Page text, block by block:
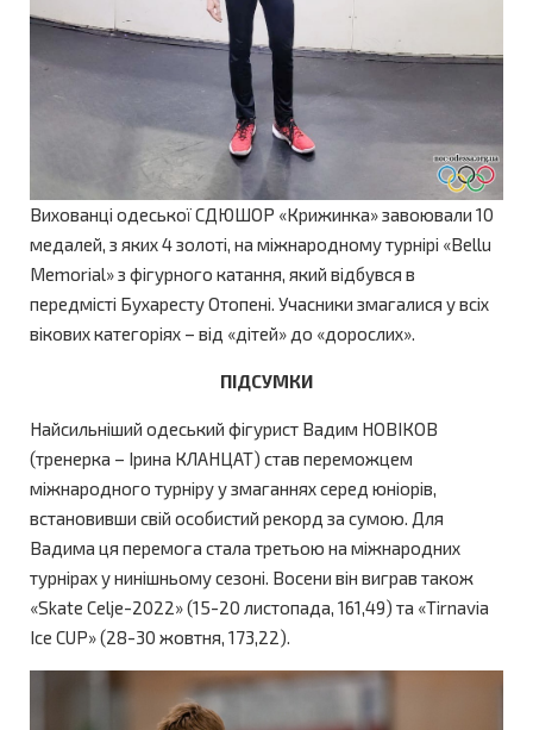
Вихованці одеської СДЮШОР «Крижинка» завоювали 10
медалей, з яких 4 золоті, на міжнародному турнірі «Bellu
Memorial» з фігурного катання, який відбувся в
передмісті Бухаресту Отопені. Учасники змагалися у всіх
вікових категоріях – від «дітей» до «дорослих».
ПІДСУМКИ
Найсильніший одеський фігурист Вадим НОВІКОВ
(тренерка – Ірина КЛАНЦАТ) став переможцем
міжнародного турніру у змаганнях серед юніорів,
встановивши свій особистий рекорд за сумою. Для
Вадима ця перемога стала третьою на міжнародних
турнірах у нинішньому сезоні. Восени він виграв також
«Skate Celje-2022» (15-20 листопада, 161,49) та «Tirnavia
Ice CUP» (28-30 жовтня, 173,22).